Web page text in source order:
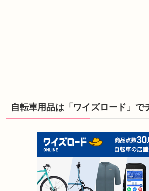
自転車用品は「ワイズロード」で